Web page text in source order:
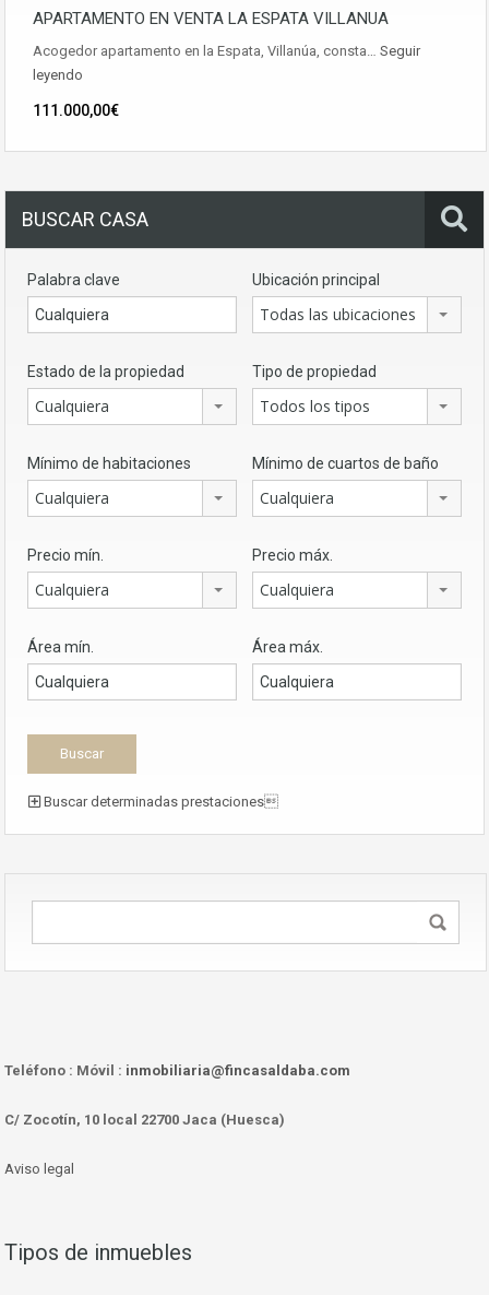
APARTAMENTO EN VENTA LA ESPATA VILLANUA
Acogedor apartamento en la Espata, Villanúa, consta… Seguir
leyendo
111.000,00€
BUSCAR CASA
Palabra clave Ubicación principal
Todas las ubicaciones
Estado de la propiedad
Cualquiera
Tipo de propiedad
Todos los tipos
Mínimo de habitaciones
Cualquiera
Mínimo de cuartos de baño
Cualquiera
Precio mín.
Cualquiera
Precio máx.
Cualquiera
Área mín. Área máx.
Buscar determinadas prestaciones
Teléfono : Móvil : inmobiliaria@fincasaldaba.com
C/ Zocotín, 10 local 22700 Jaca (Huesca)
Aviso legal
Tipos de inmuebles